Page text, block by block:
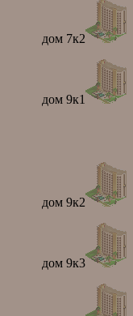
дом 7к2
дом 9к1
дом 9к2
дом 9к3